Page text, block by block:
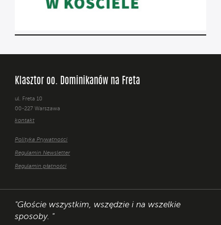
Klasztor oo. Dominikanów na Freta
ul. Freta 10
00-227 Warszawa
kontakt
Polityka Prywatności
Regulamin Newsletter
Regulamin płatności
"Głoście wszystkim, wszędzie i na wszelkie
sposoby. "